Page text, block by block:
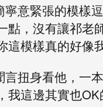
寧意緊張的模樣
點，沒有讓祁老
這模樣真的好像
言扭身看他，一
我這邊其實也OK